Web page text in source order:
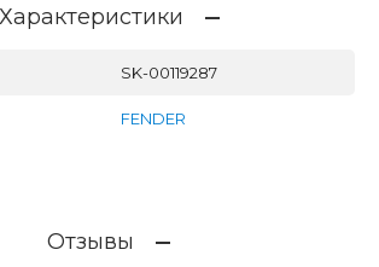
Характеристики
SK-00119287
FENDER
Отзывы